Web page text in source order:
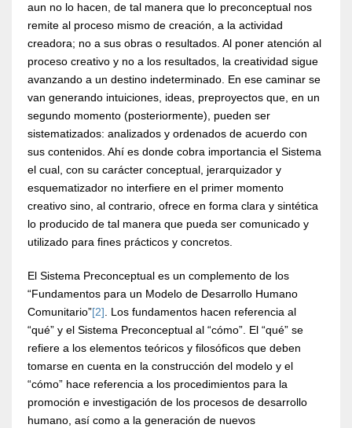
aun no lo hacen, de tal manera que lo preconceptual nos
remite al proceso mismo de creación, a la actividad
creadora; no a sus obras o resultados. Al poner atención al
proceso creativo y no a los resultados, la creatividad sigue
avanzando a un destino indeterminado. En ese caminar se
van generando intuiciones, ideas, preproyectos que, en un
segundo momento (posteriormente), pueden ser
sistematizados: analizados y ordenados de acuerdo con
sus contenidos. Ahí es donde cobra importancia el Sistema
el cual, con su carácter conceptual, jerarquizador y
esquematizador no interfiere en el primer momento
creativo sino, al contrario, ofrece en forma clara y sintética
lo producido de tal manera que pueda ser comunicado y
utilizado para fines prácticos y concretos.
El Sistema Preconceptual es un complemento de los
“Fundamentos para un Modelo de Desarrollo Humano
Comunitario”[2] . Los fundamentos hacen referencia al
“qué” y el Sistema Preconceptual al “cómo”. El “qué” se
refiere a los elementos teóricos y filosóficos que deben
tomarse en cuenta en la construcción del modelo y el
“cómo” hace referencia a los procedimientos para la
promoción e investigación de los procesos de desarrollo
humano, así como a la generación de nuevos